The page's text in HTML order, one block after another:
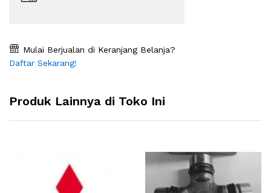
Mulai Berjualan di Keranjang Belanja?
Daftar Sekarang!
Produk Lainnya di Toko Ini